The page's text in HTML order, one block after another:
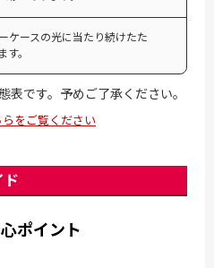
ケースの光に当たり続けたた
。
です。予めご了承ください。
をご覧ください
ド
ポイント